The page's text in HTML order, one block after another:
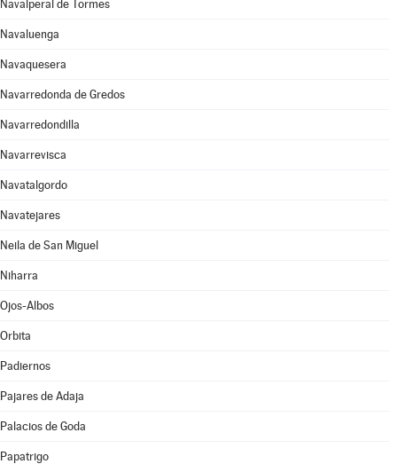
Navalperal de Tormes
Navaluenga
Navaquesera
Navarredonda de Gredos
Navarredondilla
Navarrevisca
Navatalgordo
Navatejares
Neila de San Miguel
Niharra
Ojos-Albos
Orbita
Padiernos
Pajares de Adaja
Palacios de Goda
Papatrigo